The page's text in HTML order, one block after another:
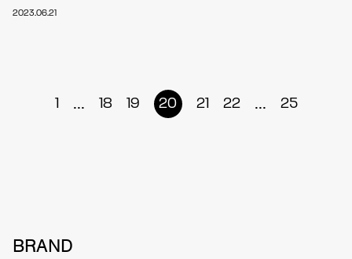
2023.06.21
1 ... 18 19 20 21 22 ... 25
BRAND